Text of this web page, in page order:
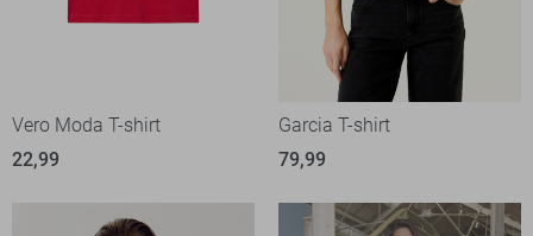
Vero Moda T-shirt
22,99
Garcia T-shirt
79,99